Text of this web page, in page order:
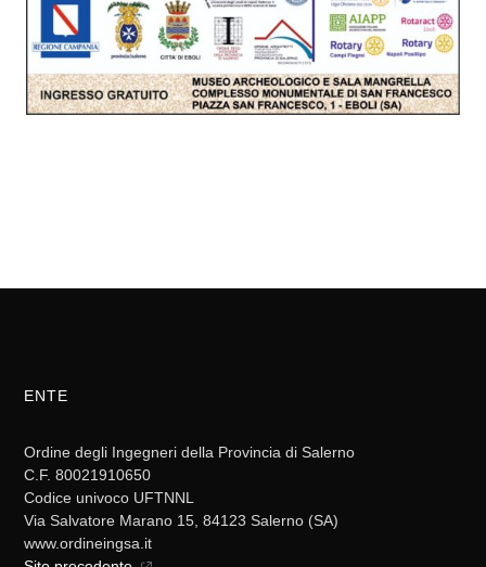
ENTE
Ordine degli Ingegneri della Provincia di Salerno
C.F. 80021910650
Codice univoco UFTNNL
Via Salvatore Marano 15, 84123 Salerno (SA)
www.ordineingsa.it